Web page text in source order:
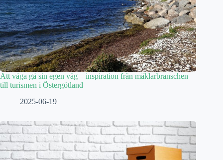
Att våga gå sin egen väg – inspiration från mäklarbranschen
till turismen i Östergötland
2025-06-19